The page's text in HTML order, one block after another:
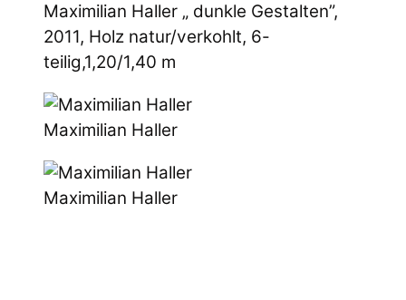
Maximilian Haller „ dunkle Gestalten”,
2011, Holz natur/verkohlt, 6-
teilig,1,20/1,40 m
Maximilian Haller
Maximilian Haller